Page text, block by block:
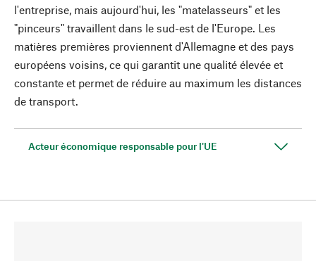
l'entreprise, mais aujourd'hui, les "matelasseurs" et les
"pinceurs" travaillent dans le sud-est de l'Europe. Les
matières premières proviennent d'Allemagne et des pays
européens voisins, ce qui garantit une qualité élevée et
constante et permet de réduire au maximum les distances
de transport.
Acteur économique responsable pour l'UE